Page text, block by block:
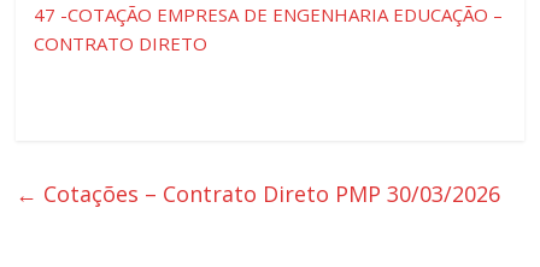
47 -COTAÇÃO EMPRESA DE ENGENHARIA EDUCAÇÃO –
CONTRATO DIRETO
← Cotações – Contrato Direto PMP 30/03/2026